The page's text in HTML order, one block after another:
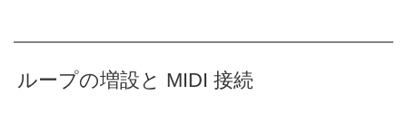
ループの増設と MIDI 接続